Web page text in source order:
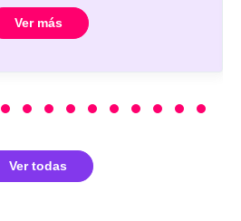
Ver más
Ver todas